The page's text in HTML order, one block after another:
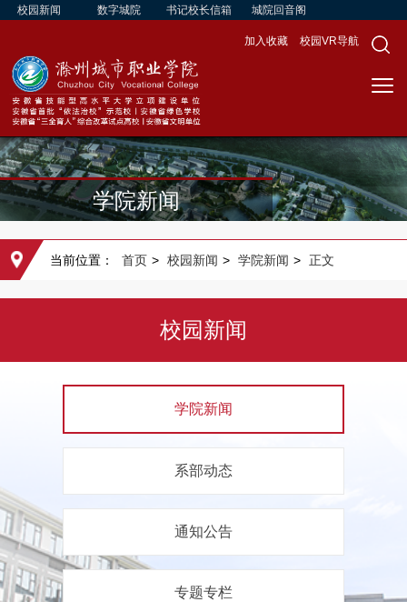
校园新闻 数字城院 书记校长信箱 城院回音阁
加入收藏 校园VR导航
学院新闻
当前位置： 首页 > 校园新闻 > 学院新闻 > 正文
校园新闻
学院新闻
系部动态
通知公告
专题专栏